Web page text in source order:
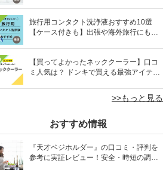
旅行用コンタクト洗浄液おすすめ10選
【ケース付きも】出張や海外旅行にも便
【買ってよかったネッククーラー】口コ
ミ人気は？ ドンキで買える最強アイテム
>>もっと見る
おすすめ情報
『天才ベジホルダー』の口コミ・評判を
参考に実証レビュー！安全・時短の調理